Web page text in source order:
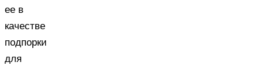
ее в
качестве
подпорки
для